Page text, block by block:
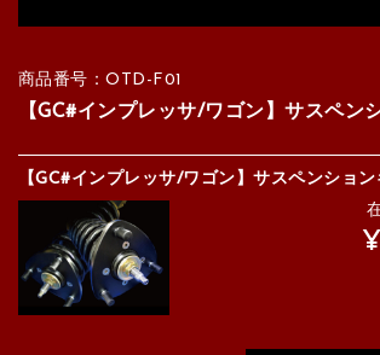
商品番号：OTD-F01
【GC#インプレッサ/ワゴン】サスペン
【GC#インプレッサ/ワゴン】サスペンション